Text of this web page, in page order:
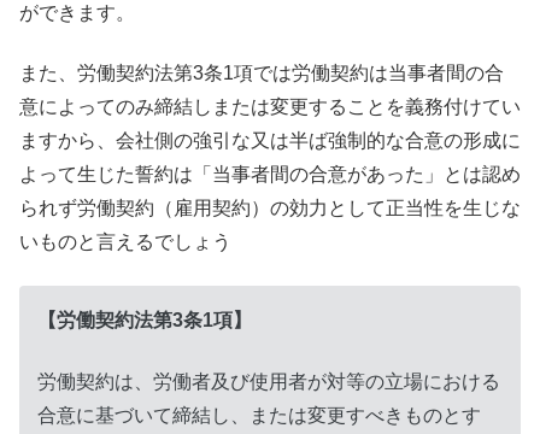
ができます。
また、労働契約法第3条1項では労働契約は当事者間の合
意によってのみ締結しまたは変更することを義務付けてい
ますから、会社側の強引な又は半ば強制的な合意の形成に
よって生じた誓約は「当事者間の合意があった」とは認め
られず労働契約（雇用契約）の効力として正当性を生じな
いものと言えるでしょう
【労働契約法第3条1項】
労働契約は、労働者及び使用者が対等の立場における
合意に基づいて締結し、または変更すべきものとす